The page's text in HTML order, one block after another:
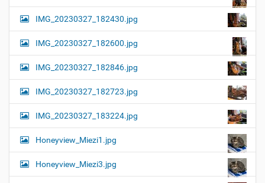
IMG_20230327_182430.jpg
IMG_20230327_182600.jpg
IMG_20230327_182846.jpg
IMG_20230327_182723.jpg
IMG_20230327_183224.jpg
Honeyview_Miezi1.jpg
Honeyview_Miezi3.jpg